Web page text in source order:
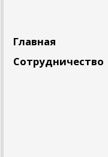
Главная
Сотрудничество